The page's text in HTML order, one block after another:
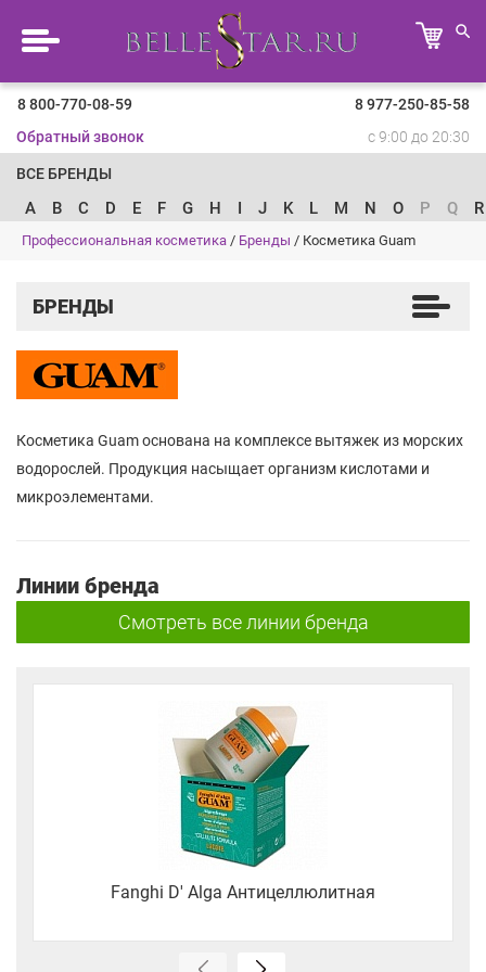
8 800-770-08-59
8 977-250-85-58
Обратный звонок
с 9:00 до 20:30
ВСЕ БРЕНДЫ
A B C D E F G H I J K L M N O P Q R
Профессиональная косметика / Бренды / Косметика Guam
БРЕНДЫ
Косметика Guam основана на комплексе вытяжек из морских
водорослей. Продукция насыщает организм кислотами и
микроэлементами.
Линии бренда
Смотреть все линии бренда
Fanghi D' Alga Антицеллюлитная